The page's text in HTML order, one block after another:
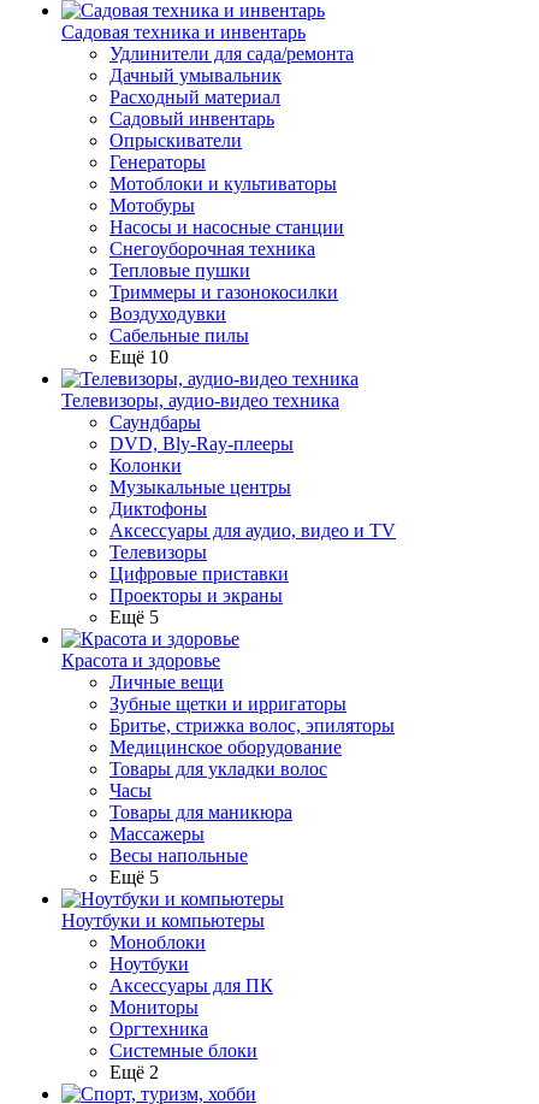
Садовая техника и инвентарь
Удлинители для сада/ремонта
Дачный умывальник
Расходный материал
Садовый инвентарь
Опрыскиватели
Генераторы
Мотоблоки и культиваторы
Мотобуры
Насосы и насосные станции
Снегоуборочная техника
Тепловые пушки
Триммеры и газонокосилки
Воздуходувки
Сабельные пилы
Ещё 10
Телевизоры, аудио-видео техника
Саундбары
DVD, Bly-Ray-плееры
Колонки
Музыкальные центры
Диктофоны
Аксессуары для аудио, видео и TV
Телевизоры
Цифровые приставки
Проекторы и экраны
Ещё 5
Красота и здоровье
Личные вещи
Зубные щетки и ирригаторы
Бритье, стрижка волос, эпиляторы
Медицинское оборудование
Товары для укладки волос
Часы
Товары для маникюра
Массажеры
Весы напольные
Ещё 5
Ноутбуки и компьютеры
Моноблоки
Ноутбуки
Аксессуары для ПК
Мониторы
Оргтехника
Системные блоки
Ещё 2